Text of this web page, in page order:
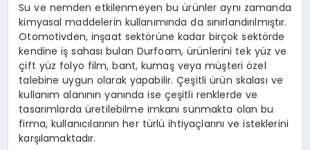
Su ve nemden etkilenmeyen bu ürünler aynı zamanda
kimyasal maddelerin kullanımında da sınırlandırılmıştır.
Otomotivden, inşaat sektörüne kadar birçok sektörde
kendine iş sahası bulan Durfoam, ürünlerini tek yüz ve
çift yüz folyo film, bant, kumaş veya müşteri özel
talebine uygun olarak yapabilir. Çeşitli ürün skalası ve
kullanım alanının yanında ise çeşitli renklerde ve
tasarımlarda üretilebilme imkanı sunmakta olan bu
firma, kullanıcılarının her türlü ihtiyaçlarını ve isteklerini
karşılamaktadır.